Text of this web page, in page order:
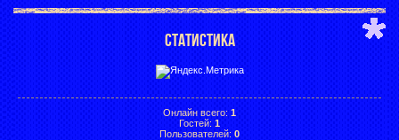
СТАТИСТИКА
Онлайн всего: 1
Гостей: 1
Пользователей: 0